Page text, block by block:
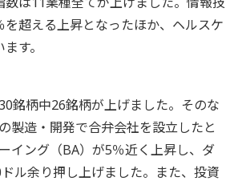
超える上昇となったほか、ヘルスケ
す。
銘柄中26銘柄が上げました。そのな
製造・開発で合弁会社を設立したと
イング（BA）が5％近く上昇し、ダ
ル余り押し上げました。また、投資